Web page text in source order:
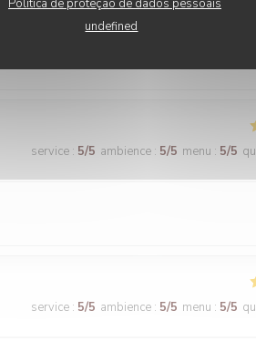
undefined
service : 5/5 ambience : 5/5 menu : 5/5
service : 5/5 ambience : 5/5 menu : 5/5